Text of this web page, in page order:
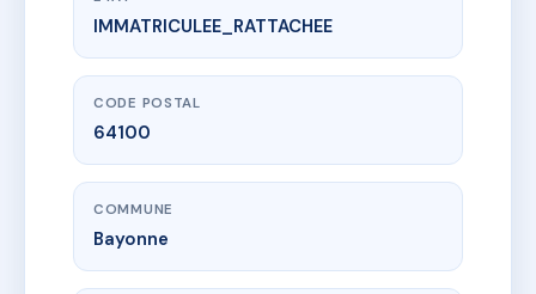
www.vme.plus/AD3779865
NAGUSIAK
25 av de la legion tcheque
IMMATRICULEE_RATTACHEE
CODE POSTAL
64100
COMMUNE
Bayonne